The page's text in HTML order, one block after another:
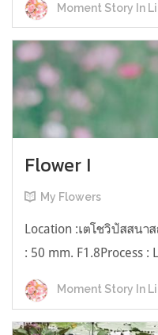
Moment Story In
Flower I
My Flowers
Location :เตโชวิปัสสนา
: 50 mm. F1.8Process :
Moment Story In